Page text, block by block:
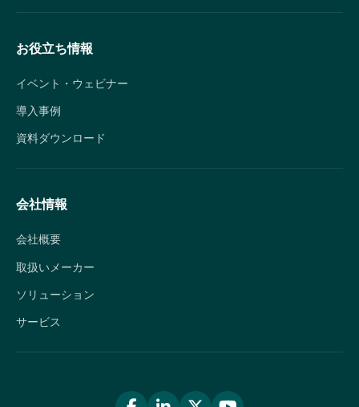
お役立ち情報
イベント・ウェビナー
導入事例
資料ダウンロード
会社情報
会社概要
取扱いメーカー
ソリューション
サービス